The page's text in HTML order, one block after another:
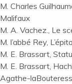
M. Charles
Malifaux
M. A. Vachez., Le
M. l’abbé Rey,
M. E. Brassart,
M. E. Brassart,
Agathe-